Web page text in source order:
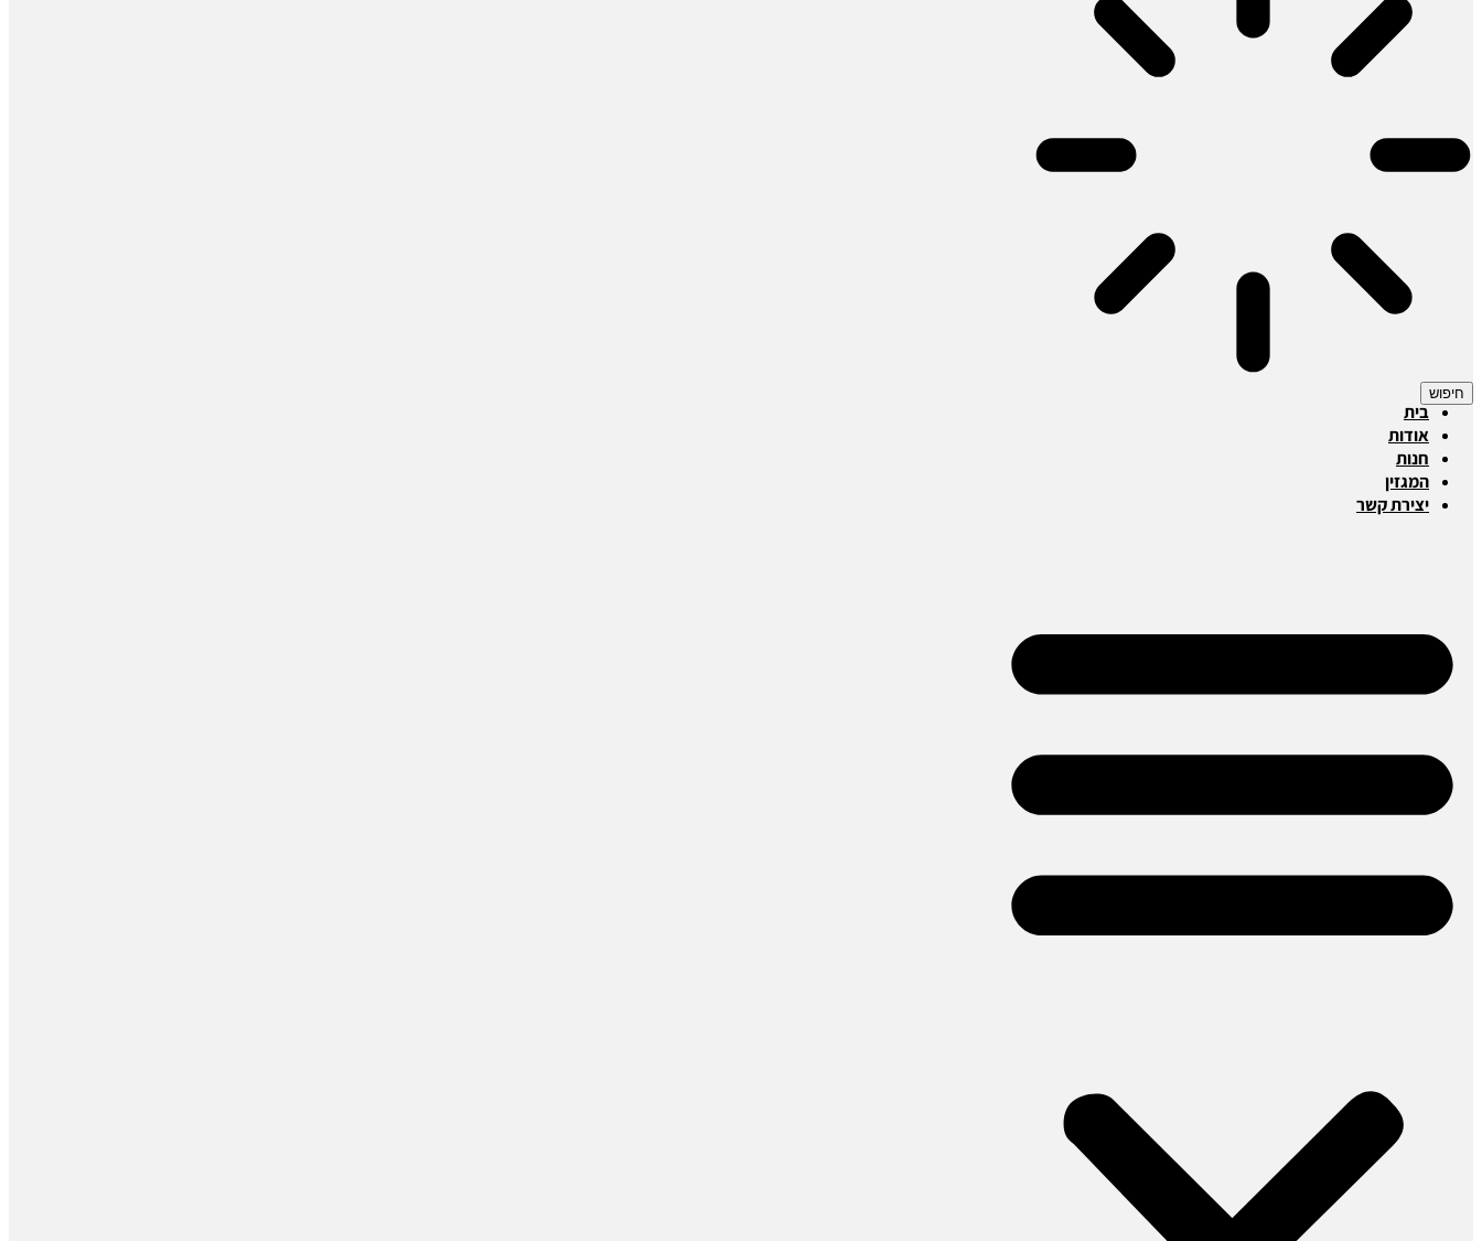
חיפוש
בית
אודות
חנות
המגזין
יצירת קשר